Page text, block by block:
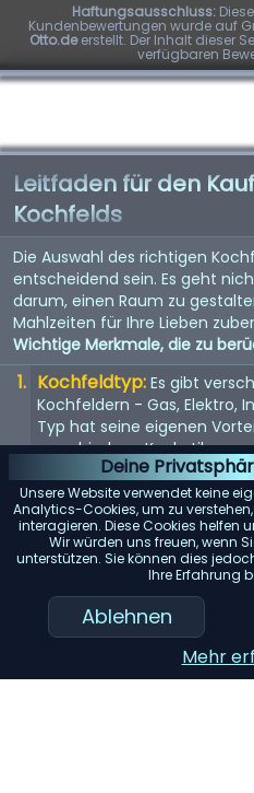
Deine
Unsere Website verwendet keine
Analytics-Cookies, um zu
interagieren. Diese Cookies helfen
Wir würden uns freuen, wenn
unterstützen. Sie können dies
Ihre Erfahrung
Ablehnen
Mehr
Haftungsausschluss:
Kundenbewertungen wurde auf
Otto.deerstellt. Der Inhalt dieser
verfügbaren
Leitfaden für den
Kochfelds
Die Auswahl des richtigen
entscheidend sein. Es geht
darum, einen Raum zu
Mahlzeiten für Ihre Lieben
Wichtige Merkmale, die zu
Kochfeldtyp: Es gibt
Kochfeldern - Gas, Elektro,
Typ hat seine eigenen
verschiedene Kochstile.
Größe und Anzahl der
Kochfeld mit der richtigen
abhängig von Ihren
verfügbaren Platz in Ihrer
Sicherheitsfunktionen:
Sicherheitsfunktionen wie
Abschaltung und
Einfache Reinigung: Ein